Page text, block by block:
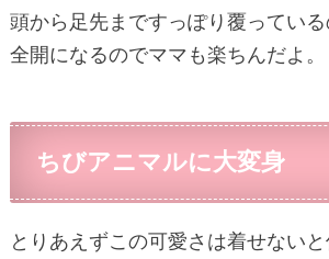
頭から足先まですっぽり覆ってい
全開になるのでママも楽ちんだよ。
ちびアニマルに大変身
とりあえずこの可愛さは着せないと